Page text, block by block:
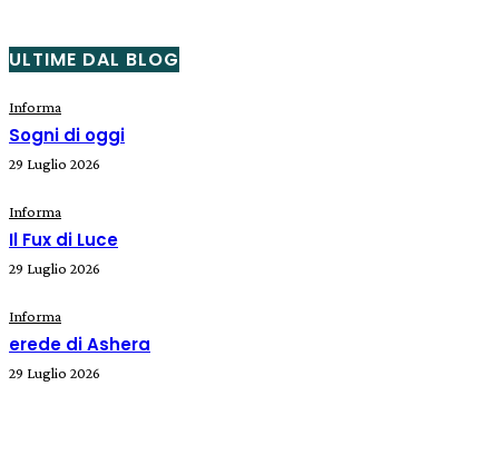
ULTIME DAL BLOG
Informa
Sogni di oggi
29 Luglio 2026
Informa
Il Fux di Luce
29 Luglio 2026
Informa
erede di Ashera
29 Luglio 2026